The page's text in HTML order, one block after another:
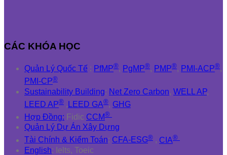
CÁC KHÓA HỌC
Quản Lý Quốc Tế : PfMP®, PgMP®, PMP®, PMI-ACP®,
PMI-CP®
Sustainability Building: Net Zero Carbon, WELL AP,
LEED AP® , LEED GA®, GHG
Hợp Đồng: Fidic CCM®
Quản Lý Dự Án Xây Dựng
Tài Chính & Kiểm Toán: CFA-ESG® , CIA®
English: Ielts, Toeic